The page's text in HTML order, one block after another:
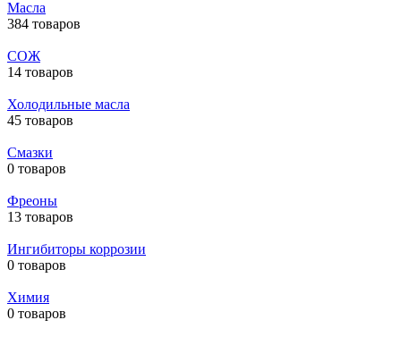
Масла
384 товаров
СОЖ
14 товаров
Холодильные масла
45 товаров
Смазки
0 товаров
Фреоны
13 товаров
Ингибиторы коррозии
0 товаров
Химия
0 товаров